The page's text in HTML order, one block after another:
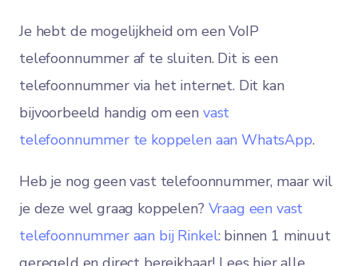
Je hebt de mogelijkheid om een VoIP
telefoonnummer af te sluiten. Dit is een
telefoonnummer via het internet. Dit kan
bijvoorbeeld handig om een vast
telefoonnummer te koppelen aan WhatsApp.
Heb je nog geen vast telefoonnummer, maar wil
je deze wel graag koppelen? Vraag een vast
telefoonnummer aan bij Rinkel: binnen 1 minuut